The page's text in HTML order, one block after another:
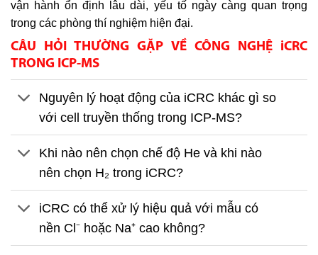
vận hành ổn định lâu dài, yếu tố ngày càng quan trọng
trong các phòng thí nghiệm hiện đại.
CÂU HỎI THƯỜNG GẶP VỀ CÔNG NGHỆ iCRC
TRONG ICP-MS
Nguyên lý hoạt động của iCRC khác gì so
với cell truyền thống trong ICP-MS?
Khi nào nên chọn chế độ He và khi nào
nên chọn H₂ trong iCRC?
iCRC có thể xử lý hiệu quả với mẫu có
nền Cl⁻ hoặc Na⁺ cao không?